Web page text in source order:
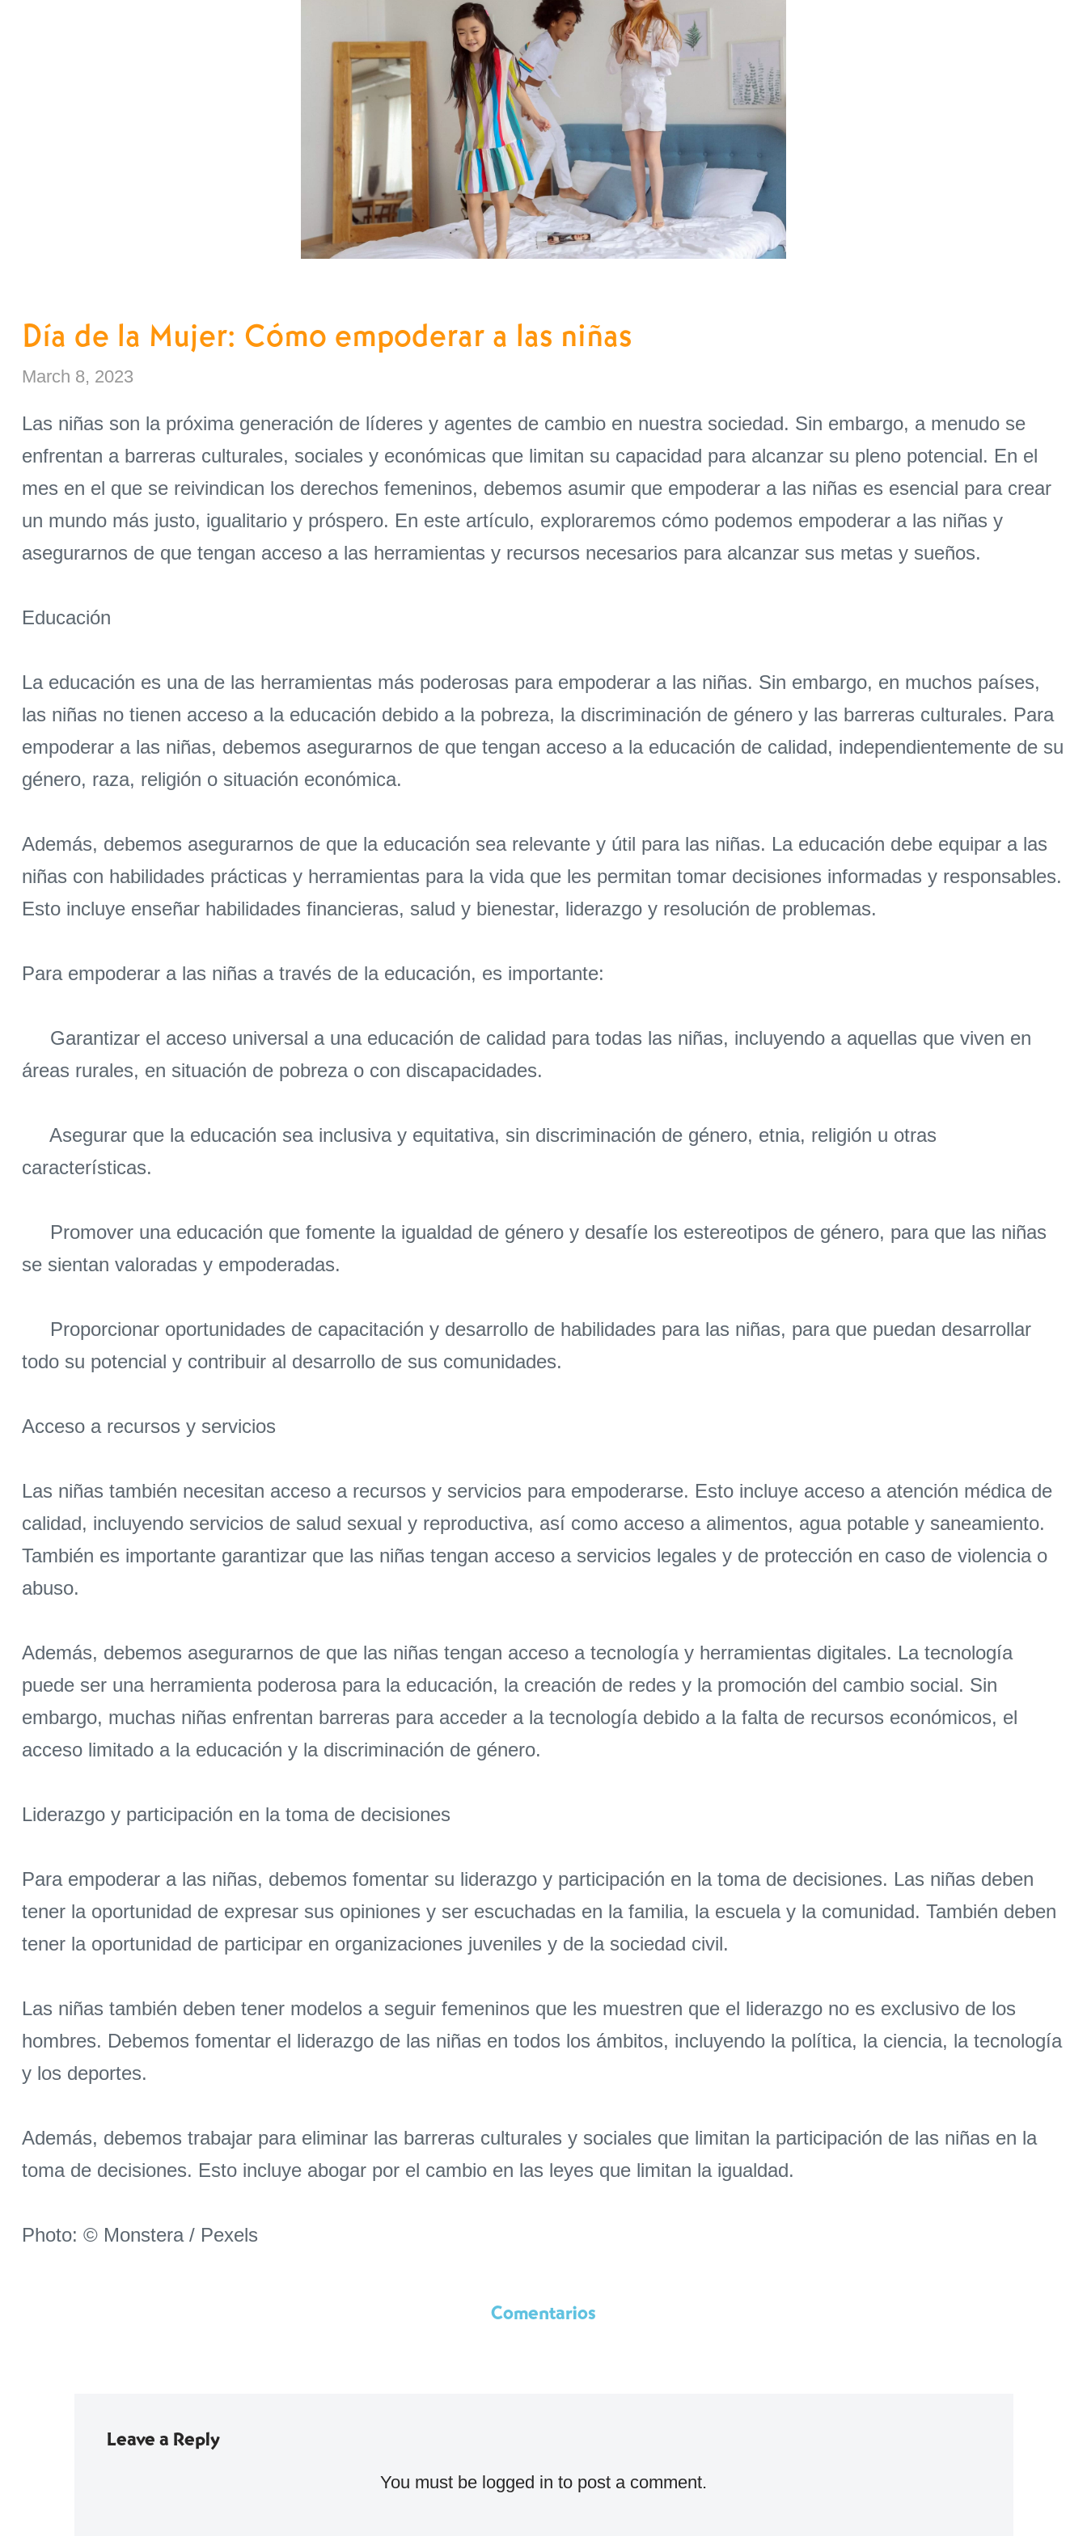
Día de la Mujer: Cómo empoderar a las niñas
March 8, 2023
Las niñas son la próxima generación de líderes y agentes de cambio en nuestra sociedad. Sin embargo, a menudo se
enfrentan a barreras culturales, sociales y económicas que limitan su capacidad para alcanzar su pleno potencial. En el
mes en el que se reivindican los derechos femeninos, debemos asumir que empoderar a las niñas es esencial para crear
un mundo más justo, igualitario y próspero. En este artículo, exploraremos cómo podemos empoderar a las niñas y
asegurarnos de que tengan acceso a las herramientas y recursos necesarios para alcanzar sus metas y sueños.
Educación
La educación es una de las herramientas más poderosas para empoderar a las niñas. Sin embargo, en muchos países,
las niñas no tienen acceso a la educación debido a la pobreza, la discriminación de género y las barreras culturales. Para
empoderar a las niñas, debemos asegurarnos de que tengan acceso a la educación de calidad, independientemente de su
género, raza, religión o situación económica.
Además, debemos asegurarnos de que la educación sea relevante y útil para las niñas. La educación debe equipar a las
niñas con habilidades prácticas y herramientas para la vida que les permitan tomar decisiones informadas y responsables.
Esto incluye enseñar habilidades financieras, salud y bienestar, liderazgo y resolución de problemas.
Para empoderar a las niñas a través de la educación, es importante:
Garantizar el acceso universal a una educación de calidad para todas las niñas, incluyendo a aquellas que viven en
áreas rurales, en situación de pobreza o con discapacidades.
Asegurar que la educación sea inclusiva y equitativa, sin discriminación de género, etnia, religión u otras
características.
Promover una educación que fomente la igualdad de género y desafíe los estereotipos de género, para que las niñas
se sientan valoradas y empoderadas.
Proporcionar oportunidades de capacitación y desarrollo de habilidades para las niñas, para que puedan desarrollar
todo su potencial y contribuir al desarrollo de sus comunidades.
Acceso a recursos y servicios
Las niñas también necesitan acceso a recursos y servicios para empoderarse. Esto incluye acceso a atención médica de
calidad, incluyendo servicios de salud sexual y reproductiva, así como acceso a alimentos, agua potable y saneamiento.
También es importante garantizar que las niñas tengan acceso a servicios legales y de protección en caso de violencia o
abuso.
Además, debemos asegurarnos de que las niñas tengan acceso a tecnología y herramientas digitales. La tecnología
puede ser una herramienta poderosa para la educación, la creación de redes y la promoción del cambio social. Sin
embargo, muchas niñas enfrentan barreras para acceder a la tecnología debido a la falta de recursos económicos, el
acceso limitado a la educación y la discriminación de género.
Liderazgo y participación en la toma de decisiones
Para empoderar a las niñas, debemos fomentar su liderazgo y participación en la toma de decisiones. Las niñas deben
tener la oportunidad de expresar sus opiniones y ser escuchadas en la familia, la escuela y la comunidad. También deben
tener la oportunidad de participar en organizaciones juveniles y de la sociedad civil.
Las niñas también deben tener modelos a seguir femeninos que les muestren que el liderazgo no es exclusivo de los
hombres. Debemos fomentar el liderazgo de las niñas en todos los ámbitos, incluyendo la política, la ciencia, la tecnología
y los deportes.
Además, debemos trabajar para eliminar las barreras culturales y sociales que limitan la participación de las niñas en la
toma de decisiones. Esto incluye abogar por el cambio en las leyes que limitan la igualdad.
Photo: © Monstera / Pexels
Comentarios
Leave a Reply
You must be logged in to post a comment.